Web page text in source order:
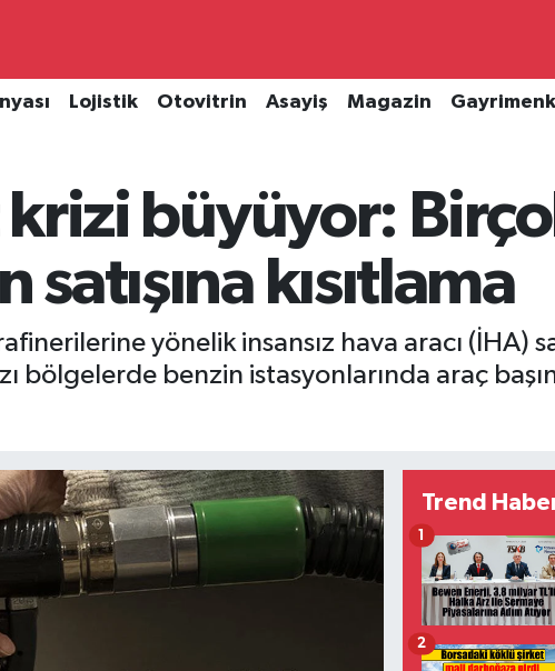
Lojistik Otovitrin Asayiş Magazin
krizi büyüyor:
kısıtlama
yönelik insansız hava aracı (İHA)
bölgelerde benzin istasyonlarında araç
Trend
1
2